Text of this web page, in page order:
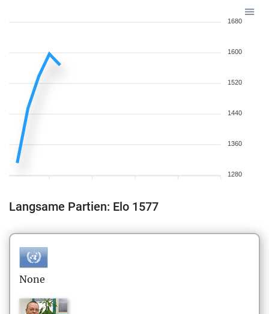
1680
1600
1520
1440
1360
1280
Langsame Partien: Elo 1577
None